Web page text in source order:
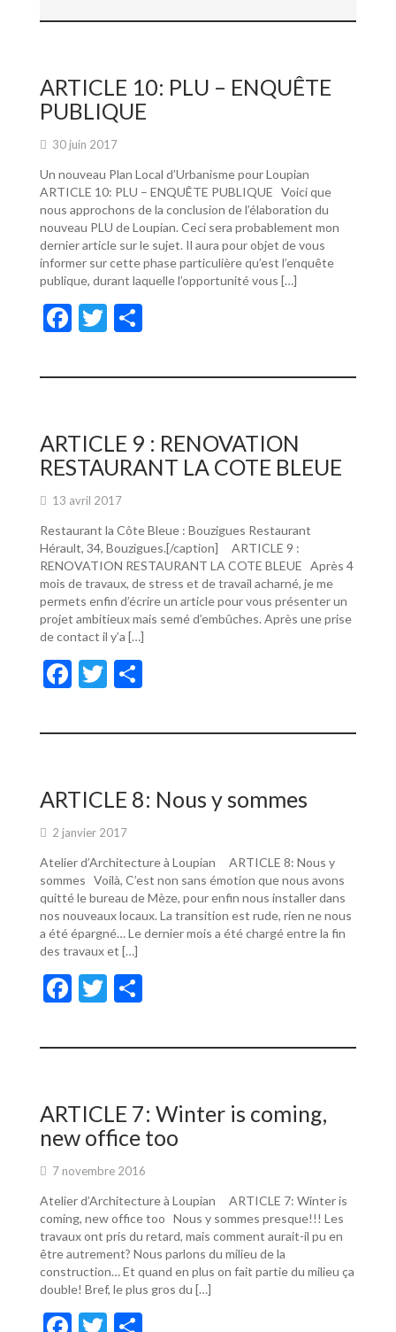
e
o
o
k
itt ta
er
ARTICLE 10: PLU – ENQUÊTE
PUBLIQUE
30 juin 2017
Un nouveau Plan Local d’Urbanisme pour Loupian
ARTICLE 10: PLU – ENQUÊTE PUBLIQUE Voici que
nous approchons de la conclusion de l’élaboration du
nouveau PLU de Loupian. Ceci sera probablement mon
dernier article sur le sujet. Il aura pour objet de vous
informer sur cette phase particulière qu’est l’enquête
publique, durant laquelle l’opportunité vous […]
F
e
o
o
k
T
itt ta
er
ARTICLE 9 : RENOVATION
RESTAURANT LA COTE BLEUE
13 avril 2017
Restaurant la Côte Bleue : Bouzigues Restaurant
Hérault, 34, Bouzigues.[/caption] ARTICLE 9 :
RENOVATION RESTAURANT LA COTE BLEUE Après 4
mois de travaux, de stress et de travail acharné, je me
permets enfin d’écrire un article pour vous présenter un
projet ambitieux mais semé d’embûches. Après une prise
de contact il y’a […]
F
e
o
o
k
T
itt ta
er
ARTICLE 8: Nous y sommes
2 janvier 2017
Atelier d’Architecture à Loupian ARTICLE 8: Nous y
sommes Voilà, C’est non sans émotion que nous avons
quitté le bureau de Mèze, pour enfin nous installer dans
nos nouveaux locaux. La transition est rude, rien ne nous
a été épargné… Le dernier mois a été chargé entre la fin
des travaux et […]
F
e
o
o
k
T
itt ta
er
ARTICLE 7: Winter is coming,
new office too
7 novembre 2016
Atelier d’Architecture à Loupian ARTICLE 7: Winter is
coming, new office too Nous y sommes presque!!! Les
travaux ont pris du retard, mais comment aurait-il pu en
être autrement? Nous parlons du milieu de la
construction… Et quand en plus on fait partie du milieu ça
double! Bref, le plus gros du […]